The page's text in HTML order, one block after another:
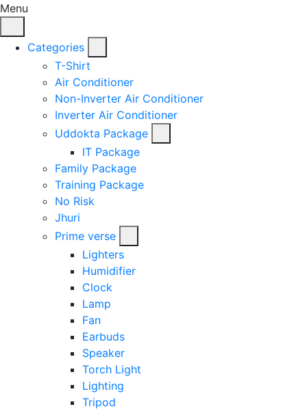
Menu
Categories
T-Shirt
Air Conditioner
Non-Inverter Air Conditioner
Inverter Air Conditioner
Uddokta Package
IT Package
Family Package
Training Package
No Risk
Jhuri
Prime verse
Lighters
Humidifier
Clock
Lamp
Fan
Earbuds
Speaker
Torch Light
Lighting
Tripod